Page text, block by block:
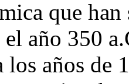
que
año 350
los años de